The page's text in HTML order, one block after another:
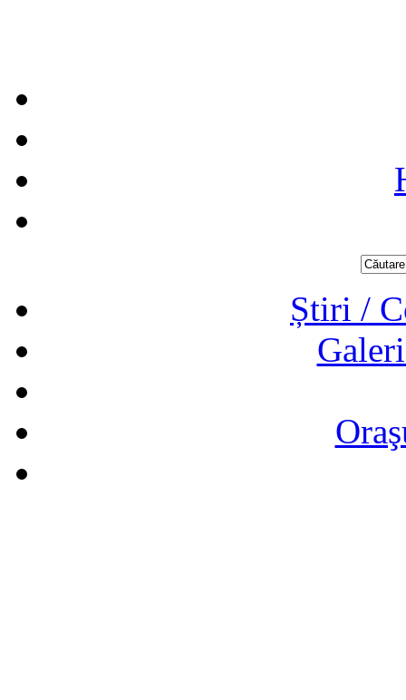
Știri /